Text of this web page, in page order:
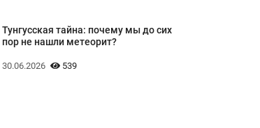
Тунгусская тайна: почему мы до сих
пор не нашли метеорит?
30.06.2026 539